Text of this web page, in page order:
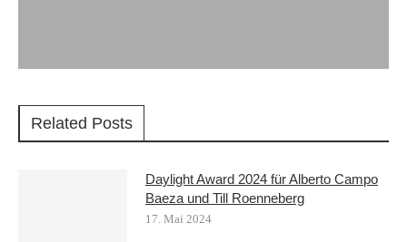
Related Posts
Daylight Award 2024 für Alberto Campo
Baeza und Till Roenneberg
17. Mai 2024